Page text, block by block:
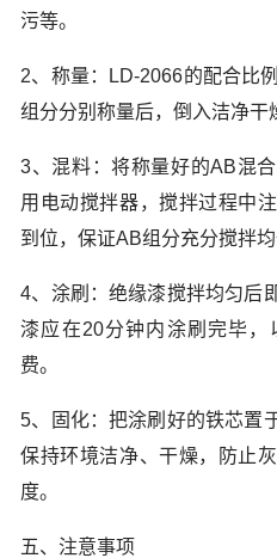
污等。
2、称量：LD-2066的配合比
组分分别称量后，倒入洁净干
3、混料：将称量好的AB混
用电动搅拌器，搅拌过程中
到位，保证AB组分充分搅拌均
4、涂刷：绝缘漆搅拌均匀后
漆应在20分钟内涂刷完毕
费。
5、固化：把涂刷好的铁芯置
保持环境洁净、干燥，防止
度。
五、注意事项